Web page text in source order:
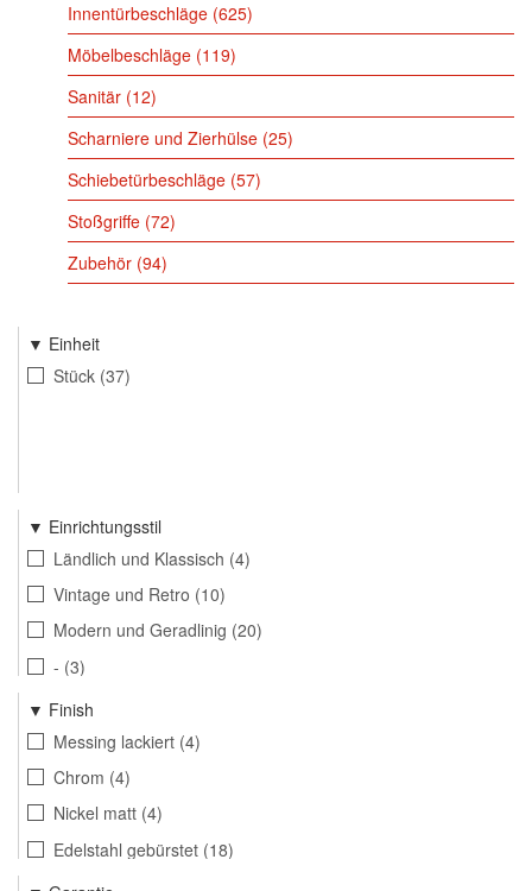
Innentürbeschläge 625
Möbelbeschläge 119
Sanitär 12
Scharniere und Zierhülse 25
Schiebetürbeschläge 57
Stoßgriffe 72
Zubehör 94
Einheit
Stück 37
Einrichtungsstil
Ländlich und Klassisch 4
Vintage und Retro 10
Modern und Geradlinig 20
- 3
Finish
Messing lackiert 4
Chrom 4
Nickel matt 4
Edelstahl gebürstet 18
Mattschwarz